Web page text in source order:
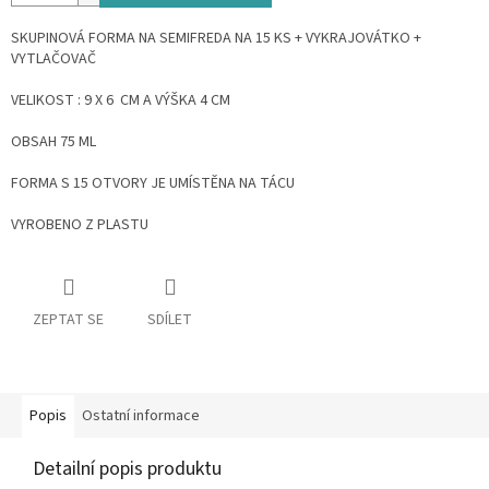
SKUPINOVÁ FORMA NA SEMIFREDA NA 15 KS + VYKRAJOVÁTKO +
VYTLAČOVAČ
VELIKOST : 9 X 6 CM A VÝŠKA 4 CM
OBSAH 75 ML
FORMA S 15 OTVORY JE UMÍSTĚNA NA TÁCU
VYROBENO Z PLASTU
ZEPTAT SE SDÍLET
Popis Ostatní informace
Detailní popis produktu